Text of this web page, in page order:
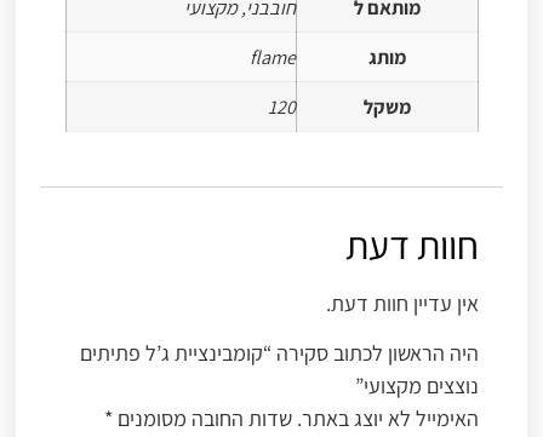
מותאם ל
חובבני, מקצועי
מותג
flame
משקל
120
חוות דעת
אין עדיין חוות דעת.
היה הראשון לכתוב סקירה “קומבינציית ג’ל פתיתים
נוצצים מקצועי”
האימייל לא יוצג באתר. שדות החובה מסומנים *